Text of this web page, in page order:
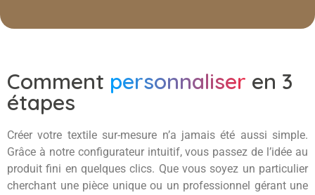
Comment personnaliser en 3
étapes
Créer votre textile sur-mesure n’a jamais été aussi simple.
Grâce à notre configurateur intuitif, vous passez de l’idée au
produit fini en quelques clics. Que vous soyez un particulier
cherchant une pièce unique ou un professionnel gérant une